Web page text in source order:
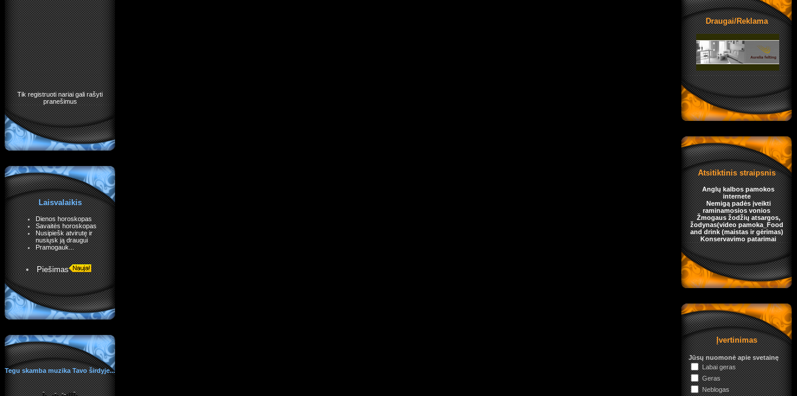
Tik registruoti nariai gali rašyti
pranešimus
Laisvalaikis
Dienos horoskopas
Savaitės horoskopas
Nusipiešk atvirutę ir
nusiųsk ją draugui
Pramogauk...
Piešimas
Tegu skamba muzika Tavo širdyje...
Draugai/Reklama
Atsitiktinis straipsnis
Anglų kalbos pamokos
internete
Nemigą padės įveikti
raminamosios vonios
Žmogaus žodžių atsargos,
žodynas(video pamoka_Food
and drink (maistas ir gėrimas)
Konservavimo patarimai
Įvertinimas
Jūsų nuomonė apie svetainę
Labai geras
Geras
Neblogas